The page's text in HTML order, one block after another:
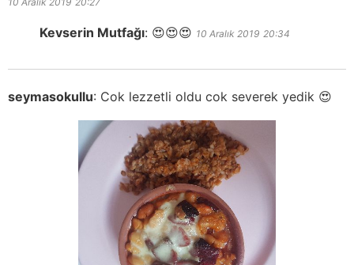
Kevserin Mutfağı: 😍😍😍 10 Aralık 2019 20:34
seymasokullu: Cok lezzetli oldu cok severek yedik 😍